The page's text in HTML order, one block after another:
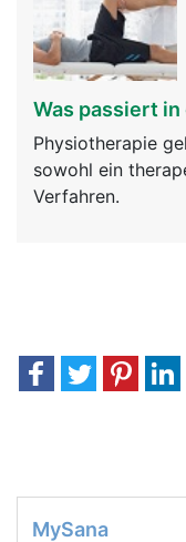
Was passiert
Physiotherapie
sowohl ein
Verfahren.
MySana